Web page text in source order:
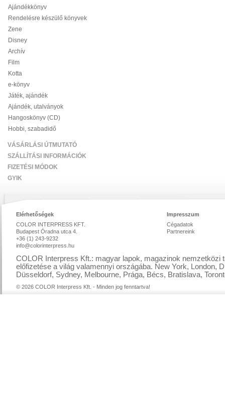
Ajándékkönyv
Rendelésre készülő könyvek
Zene
Disney
Archív
Film
Kotta
e-könyv
Játék, ajándék
Ajándék, utalványok
Hangoskönyv (CD)
Hobbi, szabadidő
VÁSÁRLÁSI ÚTMUTATÓ
SZÁLLÍTÁSI INFORMÁCIÓK
FIZETÉSI MÓDOK
GYIK
Elérhetőségek
COLOR INTERPRESS KFT.
Budapest Óradna utca 4.
+36 (1) 243-9232
info@colorinterpress.hu
Impresszum
Cégadatok
Partnereink
COLOR Interpress Kft.: magyar lapok, magazinok nemzetközi
előfizetése a világ valamennyi országába. New York, London,
Düsseldorf, Sydney, Melbourne, Prága, Bécs, Bratislava,
© 2026 COLOR Interpress Kft. - Minden jog fenntartva!